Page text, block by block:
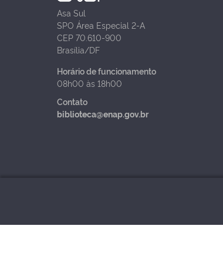
Asa Sul
SPO Área Especial 2-A
CEP 70.610-900
Brasília/DF
Horário de funcionamento
08h00 às 18h00
Contato
biblioteca@enap.gov.br